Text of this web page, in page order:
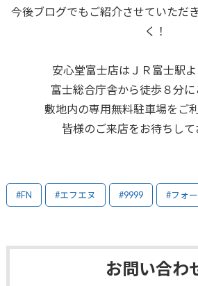
今後ブログでもご紹介させていただ
く！
安心堂富士店はＪＲ富士駅よ
富士総合庁舎から徒歩８分に
敷地内の専用無料駐車場をご
皆様のご来店をお待ちして
#FN #エフエヌ #9999 #フォ
お問い合わ